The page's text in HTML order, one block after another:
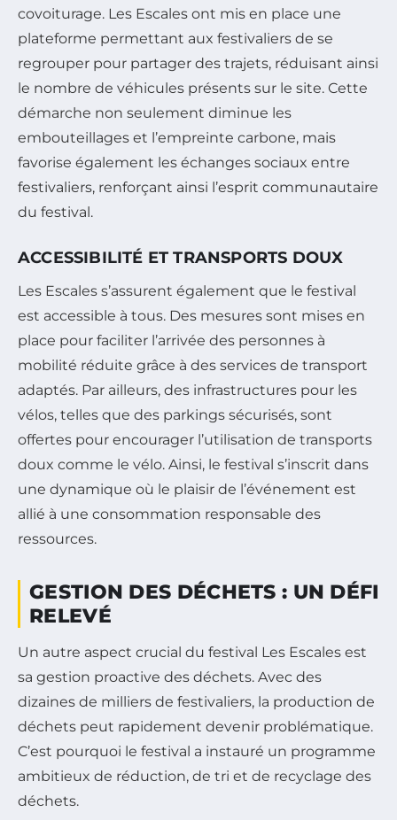
covoiturage. Les Escales ont mis en place une
plateforme permettant aux festivaliers de se
regrouper pour partager des trajets, réduisant ainsi
le nombre de véhicules présents sur le site. Cette
démarche non seulement diminue les
embouteillages et l’empreinte carbone, mais
favorise également les échanges sociaux entre
festivaliers, renforçant ainsi l’esprit communautaire
du festival.
ACCESSIBILITÉ ET TRANSPORTS DOUX
Les Escales s’assurent également que le festival
est accessible à tous. Des mesures sont mises en
place pour faciliter l’arrivée des personnes à
mobilité réduite grâce à des services de transport
adaptés. Par ailleurs, des infrastructures pour les
vélos, telles que des parkings sécurisés, sont
offertes pour encourager l’utilisation de transports
doux comme le vélo. Ainsi, le festival s’inscrit dans
une dynamique où le plaisir de l’événement est
allié à une consommation responsable des
ressources.
GESTION DES DÉCHETS : UN DÉFI
RELEVÉ
Un autre aspect crucial du festival Les Escales est
sa gestion proactive des déchets. Avec des
dizaines de milliers de festivaliers, la production de
déchets peut rapidement devenir problématique.
C’est pourquoi le festival a instauré un programme
ambitieux de réduction, de tri et de recyclage des
déchets.